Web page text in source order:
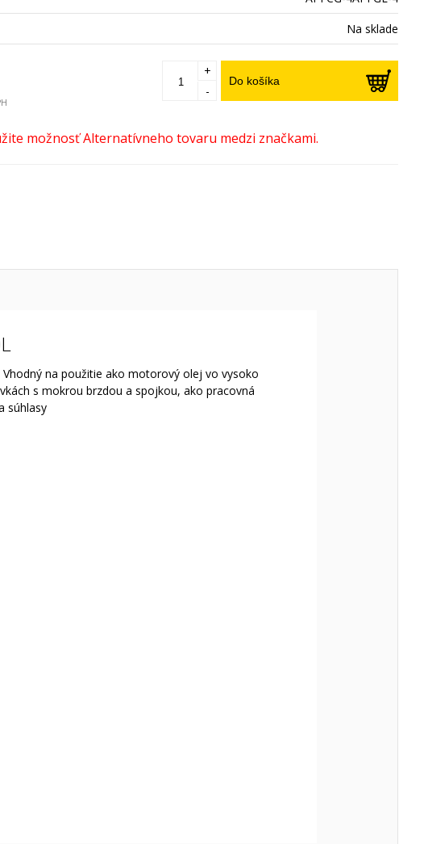
Na sklade
Do košíka
+
-
na použitie ako motorový olej vo vysoko
s mokrou brzdou a spojkou, ako pracovná
súhlasy